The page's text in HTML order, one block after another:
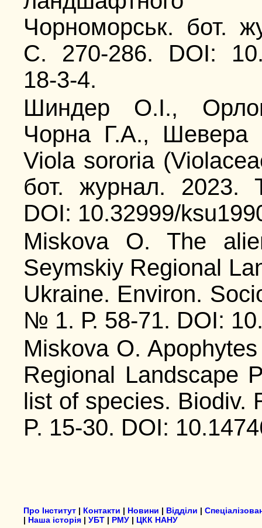
Чорноморськ. бот.
С. 270-286. DOI:
18-3-4.
Шиндер О.І.,
Чорна Г.А., Шевера
Viola sororia
бот. журнал.
DOI: 10.32999/
Miskova O. The
Seymskiy Regional
Ukraine. Environ.
№ 1. Р. 58-71. DOI:
Miskova O.
Regional Landscape
list of species. Biodiv.
P. 15-30. DOI:
Про Інститут | Контакти | Новини | Відділи |
| Наша історія | УБТ | РМУ | ЦКК НАНУ